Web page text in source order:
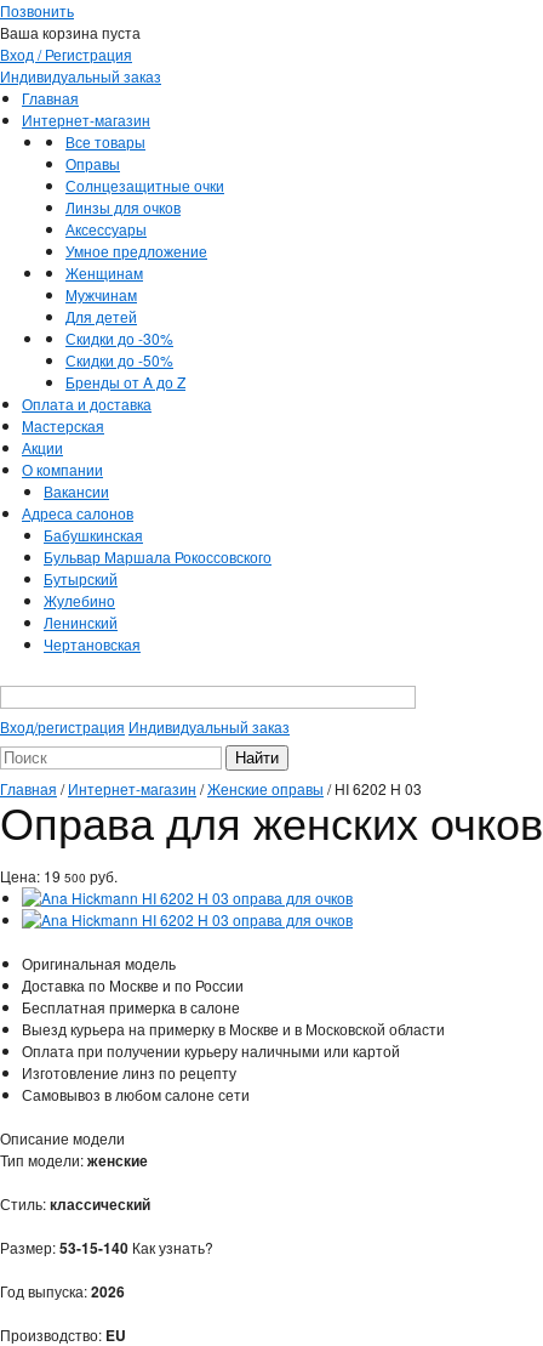
Позвонить
Ваша корзина пуста
Вход / Регистрация
Индивидуальный заказ
Главная
Интернет-магазин
Все товары
Оправы
Солнцезащитные очки
Линзы для очков
Аксессуары
Умное предложение
Женщинам
Мужчинам
Для детей
Скидки до -30%
Скидки до -50%
Бренды от A до Z
Оплата и доставка
Мастерская
Акции
О компании
Вакансии
Адреса салонов
Бабушкинская
Бульвар Маршала Рокоссовского
Бутырский
Жулебино
Ленинский
Чертановская
Вход/регистрация Индивидуальный заказ
Главная /Интернет-магазин /Женские оправы /HI 6202 H 03
Оправа для женских
Цена: 19 500 руб.
Оригинальная модель
Доставка по Москве и по России
Бесплатная примерка в салоне
Выезд курьера на примерку в Москве и в Московской области
Оплата при получении курьеру наличными или картой
Изготовление линз по рецепту
Самовывоз в любом салоне сети
Описание модели
Тип модели:женские
Стиль:классический
Размер:53-15-140 Как узнать?
Год выпуска:2026
Производство: EU